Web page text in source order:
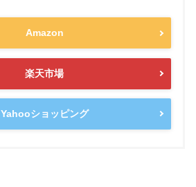
Amazon
楽天市場
Yahooショッピング